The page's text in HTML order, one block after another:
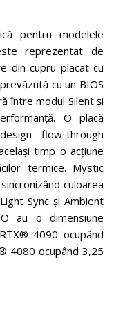
pentru modelele
reprezentat de
din cupru placat cu
cu un BIOS
între modul Silent și
O placă
flow-through
timp o acțiune
termice. Mystic
culoarea
Sync și Ambient
au o dimensiune
4090 ocupând
4080 ocupând 3,25